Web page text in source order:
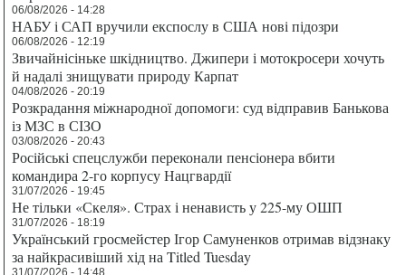
06/08/2026 - 14:28
НАБУ і САП вручили експослу в США нові підозри
06/08/2026 - 12:19
Звичайнісіньке шкідництво. Джипери і мотокросери хочуть
й надалі знищувати природу Карпат
04/08/2026 - 20:19
Розкрадання міжнародної допомоги: суд відправив Банькова
із МЗС в СІЗО
03/08/2026 - 20:43
Російські спецслужби переконали пенсіонера вбити
командира 2-го корпусу Нацгвардії
31/07/2026 - 19:45
Не тільки «Скеля». Страх і ненависть у 225-му ОШП
31/07/2026 - 18:19
Український гросмейстер Ігор Самуненков отримав відзнаку
за найкрасивіший хід на Titled Tuesday
31/07/2026 - 14:48